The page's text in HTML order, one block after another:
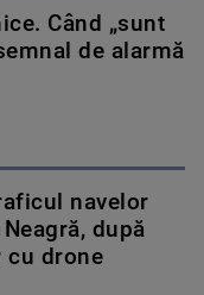
Când „sunt
de alarmă
navelor
după
cu drone